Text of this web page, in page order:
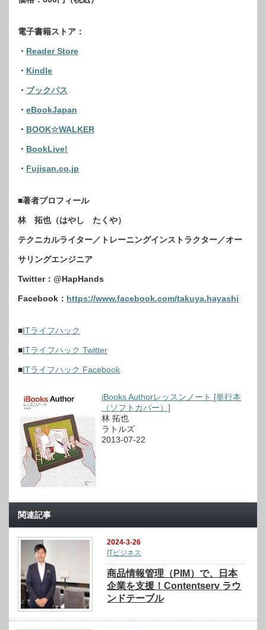
電子書籍ストア：
・ Reader Store
・ Kindle
・ ブックパス
・ eBookJapan
・ BOOK☆WALKER
・ BookLive!
・ Fujisan.co.jp
■著者プロフィール
林 拓也（はやし たくや）
テクニカルライター／トレーニングインストラクター／オー
サリングエンジニア
Twitter：@HapHands
Facebook： https://www.facebook.com/takuya.hayashi
■ITライフハック
■ITライフハック Twitter
■ITライフハック Facebook
iBooks Authorレッスンノート [単行本
（ソフトカバー）]
林 拓也
ラトルズ
2013-07-22
関連記事
2024-3-26
ITビジネス
商品情報管理（PIM）で、日本
企業を支援！Contentserv ラウ
ンドテーブル